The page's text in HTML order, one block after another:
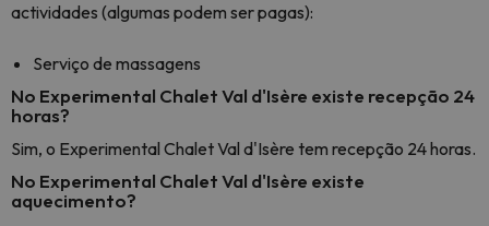
actividades (algumas podem ser pagas):
Serviço de massagens
No Experimental Chalet Val d'Isère existe recepção 24
horas?
Sim, o Experimental Chalet Val d'Isère tem recepção 24 horas.
No Experimental Chalet Val d'Isère existe
aquecimento?